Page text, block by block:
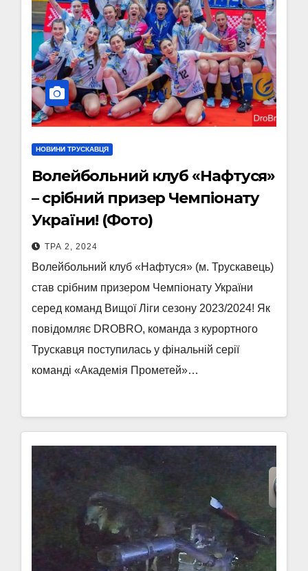
НОВИНИ ТРУСКАВЦЯ
Волейбольний клуб «Нафтуся»
– срібний призер Чемпіонату
України! (Фото)
ТРА 2, 2024
Волейбольний клуб «Нафтуся» (м. Трускавець)
став срібним призером Чемпіонату України
серед команд Вищої Ліги сезону 2023/2024! Як
повідомляє DROBRO, команда з курортного
Трускавця поступилась у фінальній серії
команді «Академія Прометей»…